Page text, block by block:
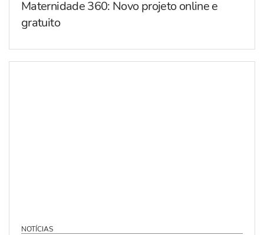
Maternidade 360: Novo projeto online e
gratuito
NOTÍCIAS